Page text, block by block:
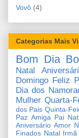
Vovô (4)
Categorias Mais
Bom Dia
Natal
Domingo Feliz
Dia dos
Mulher Quarta-
dos Pais Quinta-
Paz Amiga Pai
Aniversário Amor
Finados Natal Irmã